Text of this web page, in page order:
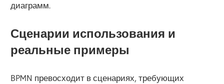
диаграмм.
Сценарии использования и
реальные примеры
BPMN превосходит в сценариях, требующих